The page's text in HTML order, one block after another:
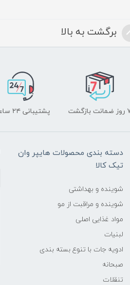
برگشت به بالا
بازگشت پشتیبانی ۲۴ ساعته
دسته بندی محصولات هایپر وان
تیک کالا
شوینده و بهداشتی
شوینده و مراقبت از مو
مواد غذایی اصلی
لبنیات
ادویه جات با تنوع بسته بندی
صبحانه
تنقلات